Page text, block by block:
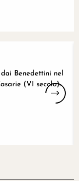
Benedettini nel
(VI secolo).